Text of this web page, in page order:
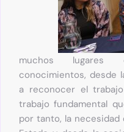
muchos lugares
conocimientos, desde
a reconocer el
trabajo fundamental
por tanto, la necesidad